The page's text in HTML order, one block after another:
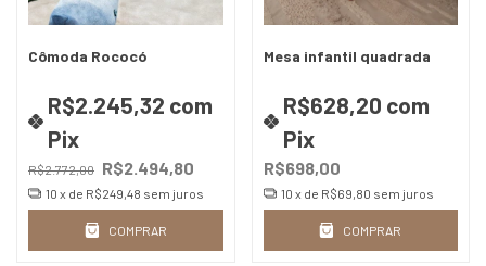
Cômoda Rococó
R$2.772,00 R$2.494,80
R$2.245,32 com
Pix
10 x de R$249,48 sem juros
COMPRAR
Mesa infantil quadrada
R$698,00
R$628,20 com
Pix
10 x de R$69,80 sem juros
COMPRAR